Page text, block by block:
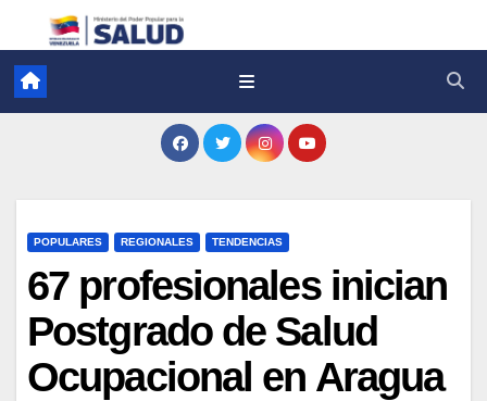
POPULARES REGIONALES TENDENCIAS
67 profesionales inician
Postgrado de Salud
Ocupacional en Aragua